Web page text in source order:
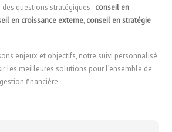
questions stratégiques : conseil en
en croissance externe, conseil en stratégie
enjeux et objectifs, notre suivi personnalisé
les meilleures solutions pour l’ensemble de
financière.